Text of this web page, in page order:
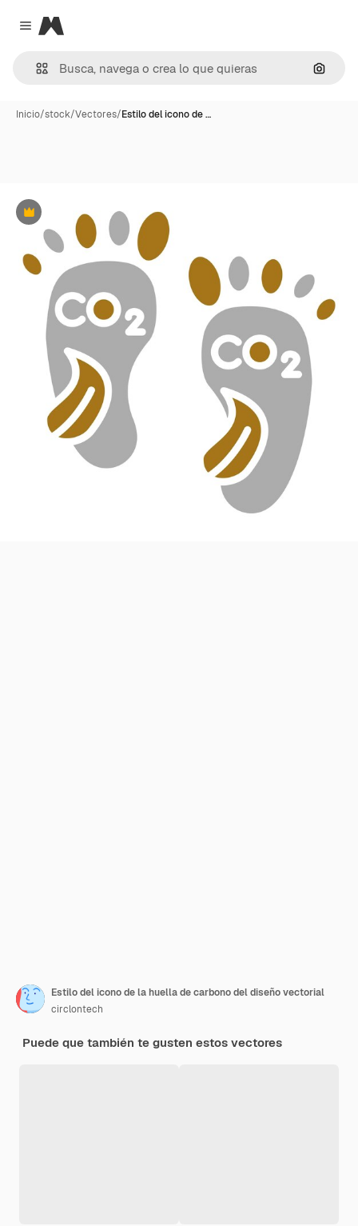
Close menu
Magnific
Inicio/stock/Vectores/Estilo del icono de …
Premium
Estilo del icono de la huella de carbono del diseño vectorial
circlontech
Puede que también te gusten estos vectores